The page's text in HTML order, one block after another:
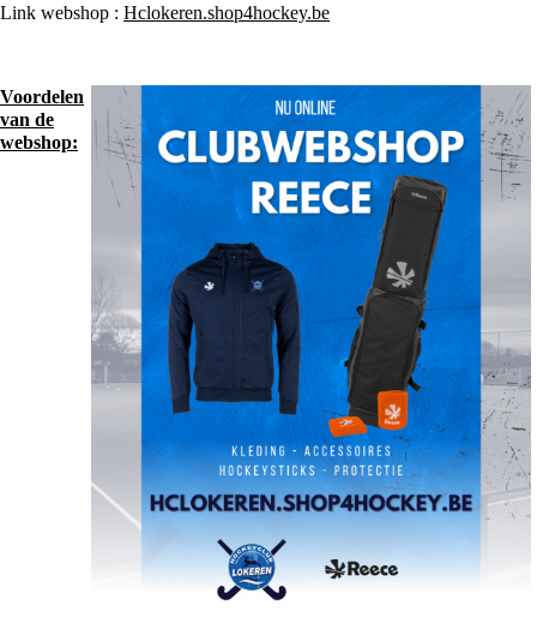
Link webshop : Hclokeren.shop4hockey.be
Voordelen
van de
webshop: